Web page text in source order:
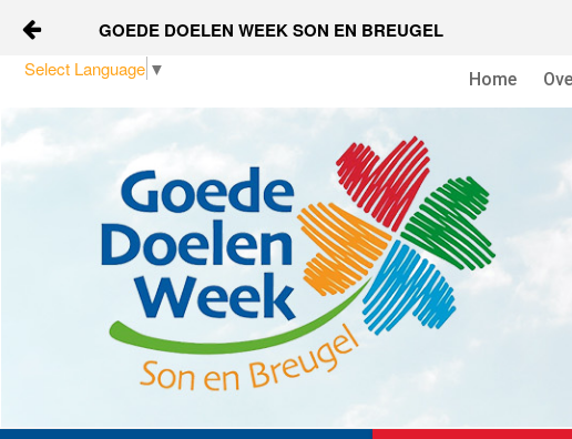
Naar content
GOEDE DOELEN WEEK SON EN BREUGEL
Over ons
Sponsors
Vrijwilligers
Nieuws
Home
Select Language ▼